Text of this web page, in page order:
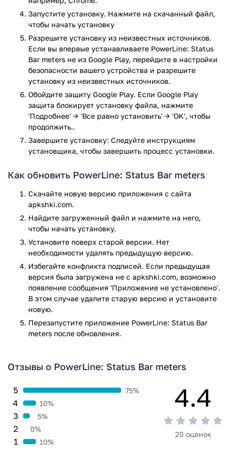
Запустите установку. Нажмите на скачанный файл,
чтобы начать установку
Разрешите установку из неизвестных источников.
Если вы впервые устанавливаете PowerLine: Status
Bar meters не из Google Play, перейдите в настройки
безопасности вашего устройства и разрешите
установку из неизвестных источников.
Обойдите защиту Google Play. Если Google Play
защита блокирует установку файла, нажмите
'Подробнее' → 'Все равно установить' → 'OK', чтобы
продолжить..
Завершите установку: Следуйте инструкциям
установщика, чтобы завершить процесс установки.
Как обновить PowerLine: Status Bar meters
Скачайте новую версию приложения с сайта
apkshki.com.
Найдите загруженный файл и нажмите на него,
чтобы начать установку.
Установите поверх старой версии. Нет
необходимости удалять предыдущую версию.
Избегайте конфликта подписей. Если предыдущая
версия была загружена не с apkshki.com, возможно
появление сообщения 'Приложение не установлено'.
В этом случае удалите старую версию и установите
новую.
Перезапустите приложениe PowerLine: Status Bar
meters после обновления.
Отзывы о PowerLine: Status Bar meters
1 10%
2 0%
3 5%
4 10%
5 75% 4.4
20 оценок